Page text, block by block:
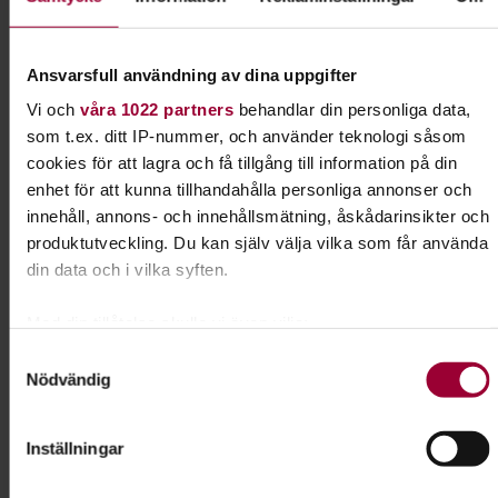
Ansvarsfull användning av dina uppgifter
Vi och våra 1022 partnersbehandlar din personliga data,
som t.ex. ditt IP-nummer, och använder teknologi såsom
cookies för att lagra och få tillgång till information på din
enhet för att kunna tillhandahålla personliga annonser och
innehåll, annons- och innehållsmätning, åskådarinsikter och
produktutveckling. Du kan själv välja vilka som får använda
din data och i vilka syften.
kan ha en noggrannhet på upp till flera meter
Ta reda på mer om hur dina personliga uppgifter behandlas
Nödvändig
Inställningar
Kontakt
Eva Ellmark
Folkbildningsutvecklare
Tillgänglighet & Jämlikhet
Skicka e-post
070-329 00 68
Dela: Facebook LinkedIn E-mail
Utveckla din kreativa och konstnärliga sida med